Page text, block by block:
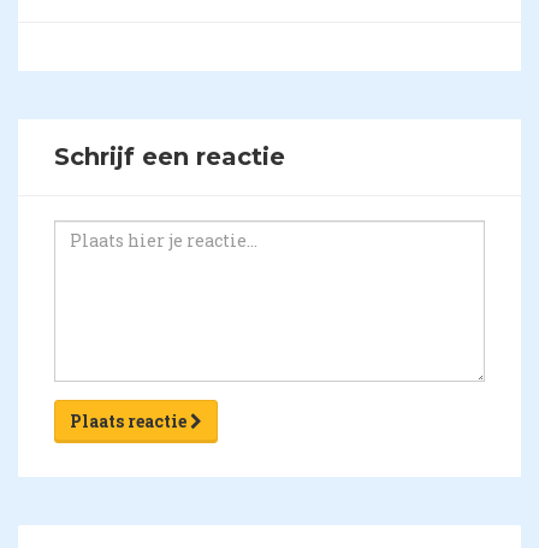
Schrijf een reactie
Plaats reactie